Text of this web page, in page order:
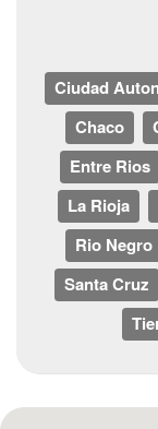
Ciudad
Chaco
Entre Rios
La Rioja
Rio Negro
Santa Cruz